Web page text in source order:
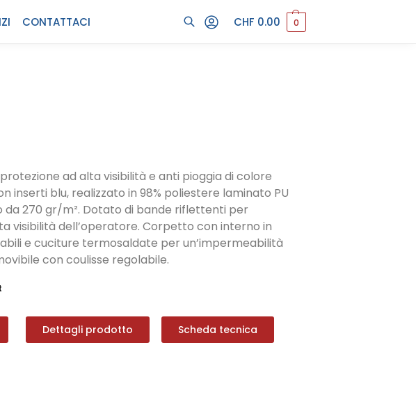
CONTATTACI CHF 0.00 0
ad alta visibilità e anti pioggia di colore
inserti blu, realizzato in 98% poliestere laminato PU
da 270 gr/m². Dotato di bande riflettenti per
visibilità dell’operatore. Corpetto con interno in
e cuciture termosaldate per un’impermeabilità
con coulisse regolabile.
Dettagli prodotto Scheda tecnica